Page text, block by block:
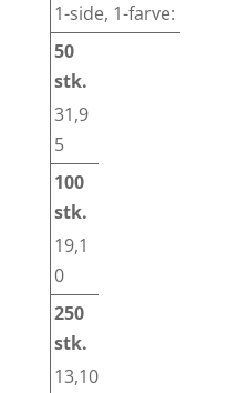
1-side, 1-farve:
31,9
5
19,1
0
13,10